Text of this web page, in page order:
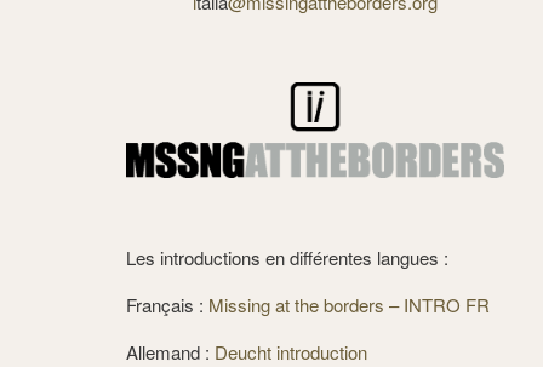
Les introductions en différentes langues :
Français : Missing at the borders – INTRO FR
Allemand : Deucht introduction